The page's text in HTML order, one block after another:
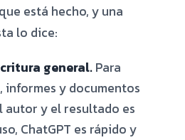
está hecho, y una
lo dice:
general.Para
informes y documentos
autor y el resultado es
ChatGPT es rápido y